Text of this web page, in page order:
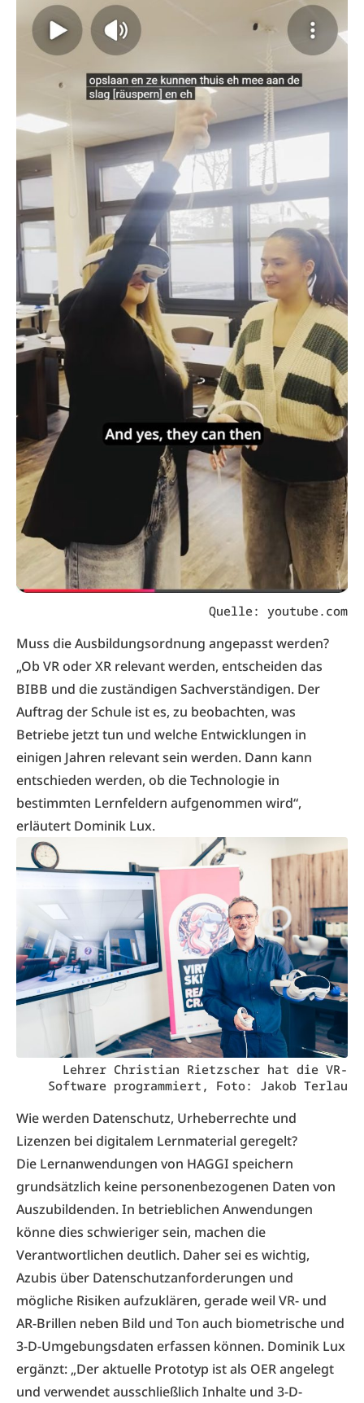
Quelle: youtube.com
Muss die Ausbildungsordnung angepasst werden?
„Ob VR oder XR relevant werden, entscheiden das
BIBB und die zuständigen Sachverständigen. Der
Auftrag der Schule ist es, zu beobachten, was
Betriebe jetzt tun und welche Entwicklungen in
einigen Jahren relevant sein werden. Dann kann
entschieden werden, ob die Technologie in
bestimmten Lernfeldern aufgenommen wird“,
erläutert Dominik Lux.
Lehrer Christian Rietzscher hat die VR-
Software programmiert, Foto: Jakob Terlau
Wie werden Datenschutz, Urheberrechte und
Lizenzen bei digitalem Lernmaterial geregelt?
Die Lernanwendungen von HAGGI speichern
grundsätzlich keine personenbezogenen Daten von
Auszubildenden. In betrieblichen Anwendungen
könne dies schwieriger sein, machen die
Verantwortlichen deutlich. Daher sei es wichtig,
Azubis über Datenschutzanforderungen und
mögliche Risiken aufzuklären, gerade weil VR- und
AR-Brillen neben Bild und Ton auch biometrische und
3-D-Umgebungsdaten erfassen können. Dominik Lux
ergänzt: „Der aktuelle Prototyp ist als OER angelegt
und verwendet ausschließlich Inhalte und 3-D-